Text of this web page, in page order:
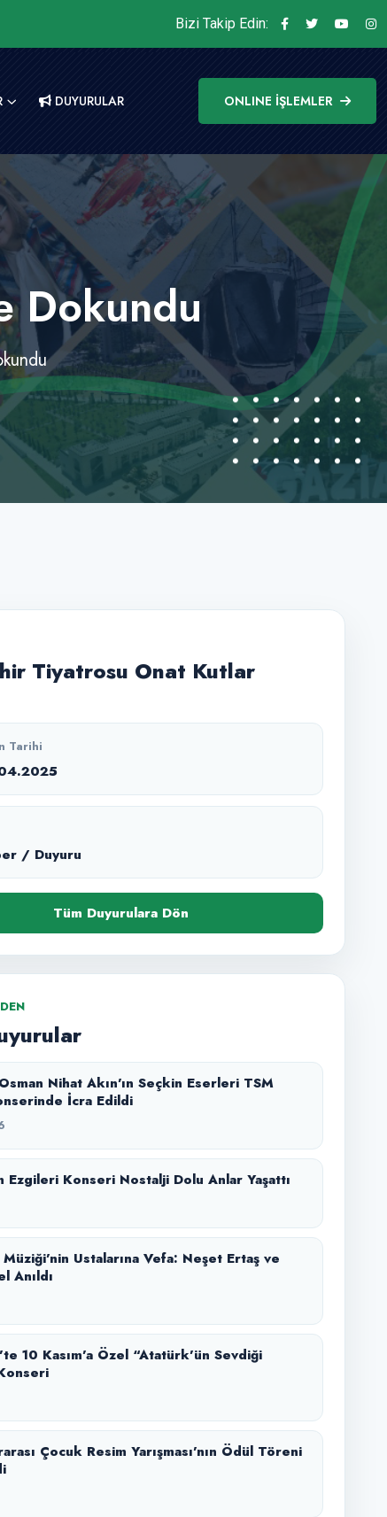
Bizi Takip Edin:
DUYURULAR ONLINE İŞLEMLER
Dokundu
Tiyatrosu Onat Kutlar
Tarihi
/ Duyuru
Tüm Duyurulara Dön
Nihat Akın’ın Seçkin Eserleri TSM
İcra Edildi
Ezgileri Konseri Nostalji Dolu Anlar Yaşattı
Ustalarına Vefa: Neşet Ertaş ve
Anıldı
10 Kasım’a Özel “Atatürk’ün Sevdiği
Çocuk Resim Yarışması’nın Ödül Töreni